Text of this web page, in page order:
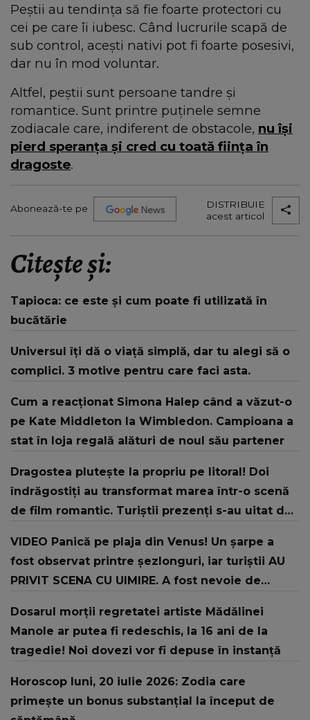
Peștii au tendința să fie foarte protectori cu
cei pe care îi iubesc. Când lucrurile scapă de
sub control, acești nativi pot fi foarte posesivi,
dar nu în mod voluntar.
Altfel, peștii sunt persoane tandre și
romantice. Sunt printre puținele semne
zodiacale care, indiferent de obstacole, nu își
pierd speranța și cred cu toată ființa în
dragoste.
Abonează-te pe
DISTRIBUIE
acest articol
Citește și:
Tapioca: ce este și cum poate fi utilizată în
bucătărie
Universul îți dă o viață simplă, dar tu alegi să o
complici. 3 motive pentru care faci asta.
Cum a reacționat Simona Halep când a văzut-o
pe Kate Middleton la Wimbledon. Campioana a
stat în loja regală alături de noul său partener
Dragostea plutește la propriu pe litoral! Doi
îndrăgostiți au transformat marea într-o scenă
de film romantic. Turiștii prezenți s-au uitat de
VIDEO Panică pe plaja din Venus! Un şarpe a
fost observat printre şezlonguri, iar turiştii AU
PRIVIT SCENA CU UIMIRE. A fost nevoie de
Dosarul morții regretatei artiste Mădălinei
Manole ar putea fi redeschis, la 16 ani de la
tragedie! Noi dovezi vor fi depuse în instanță
Horoscop luni, 20 iulie 2026: Zodia care
primește un bonus substanțial la început de